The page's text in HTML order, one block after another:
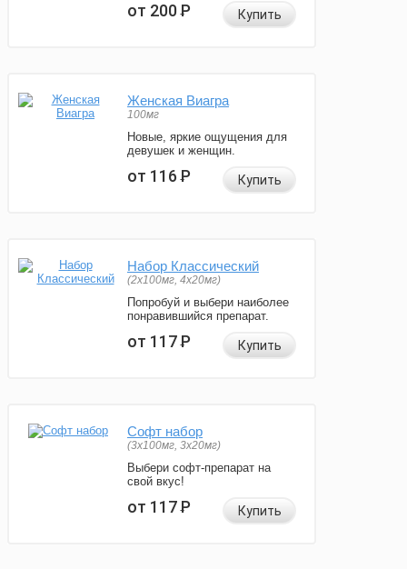
от 200Р Купить
Женская Виагра
100мг
Новые, яркие ощущения для
девушек и женщин.
от 116Р Купить
Набор Классический
(2x100мг, 4x20мг)
Попробуй и выбери наиболее
понравившийся препарат.
от 117Р Купить
Софт набор
(3x100мг, 3x20мг)
Выбери софт-препарат на
свой вкус!
от 117Р Купить